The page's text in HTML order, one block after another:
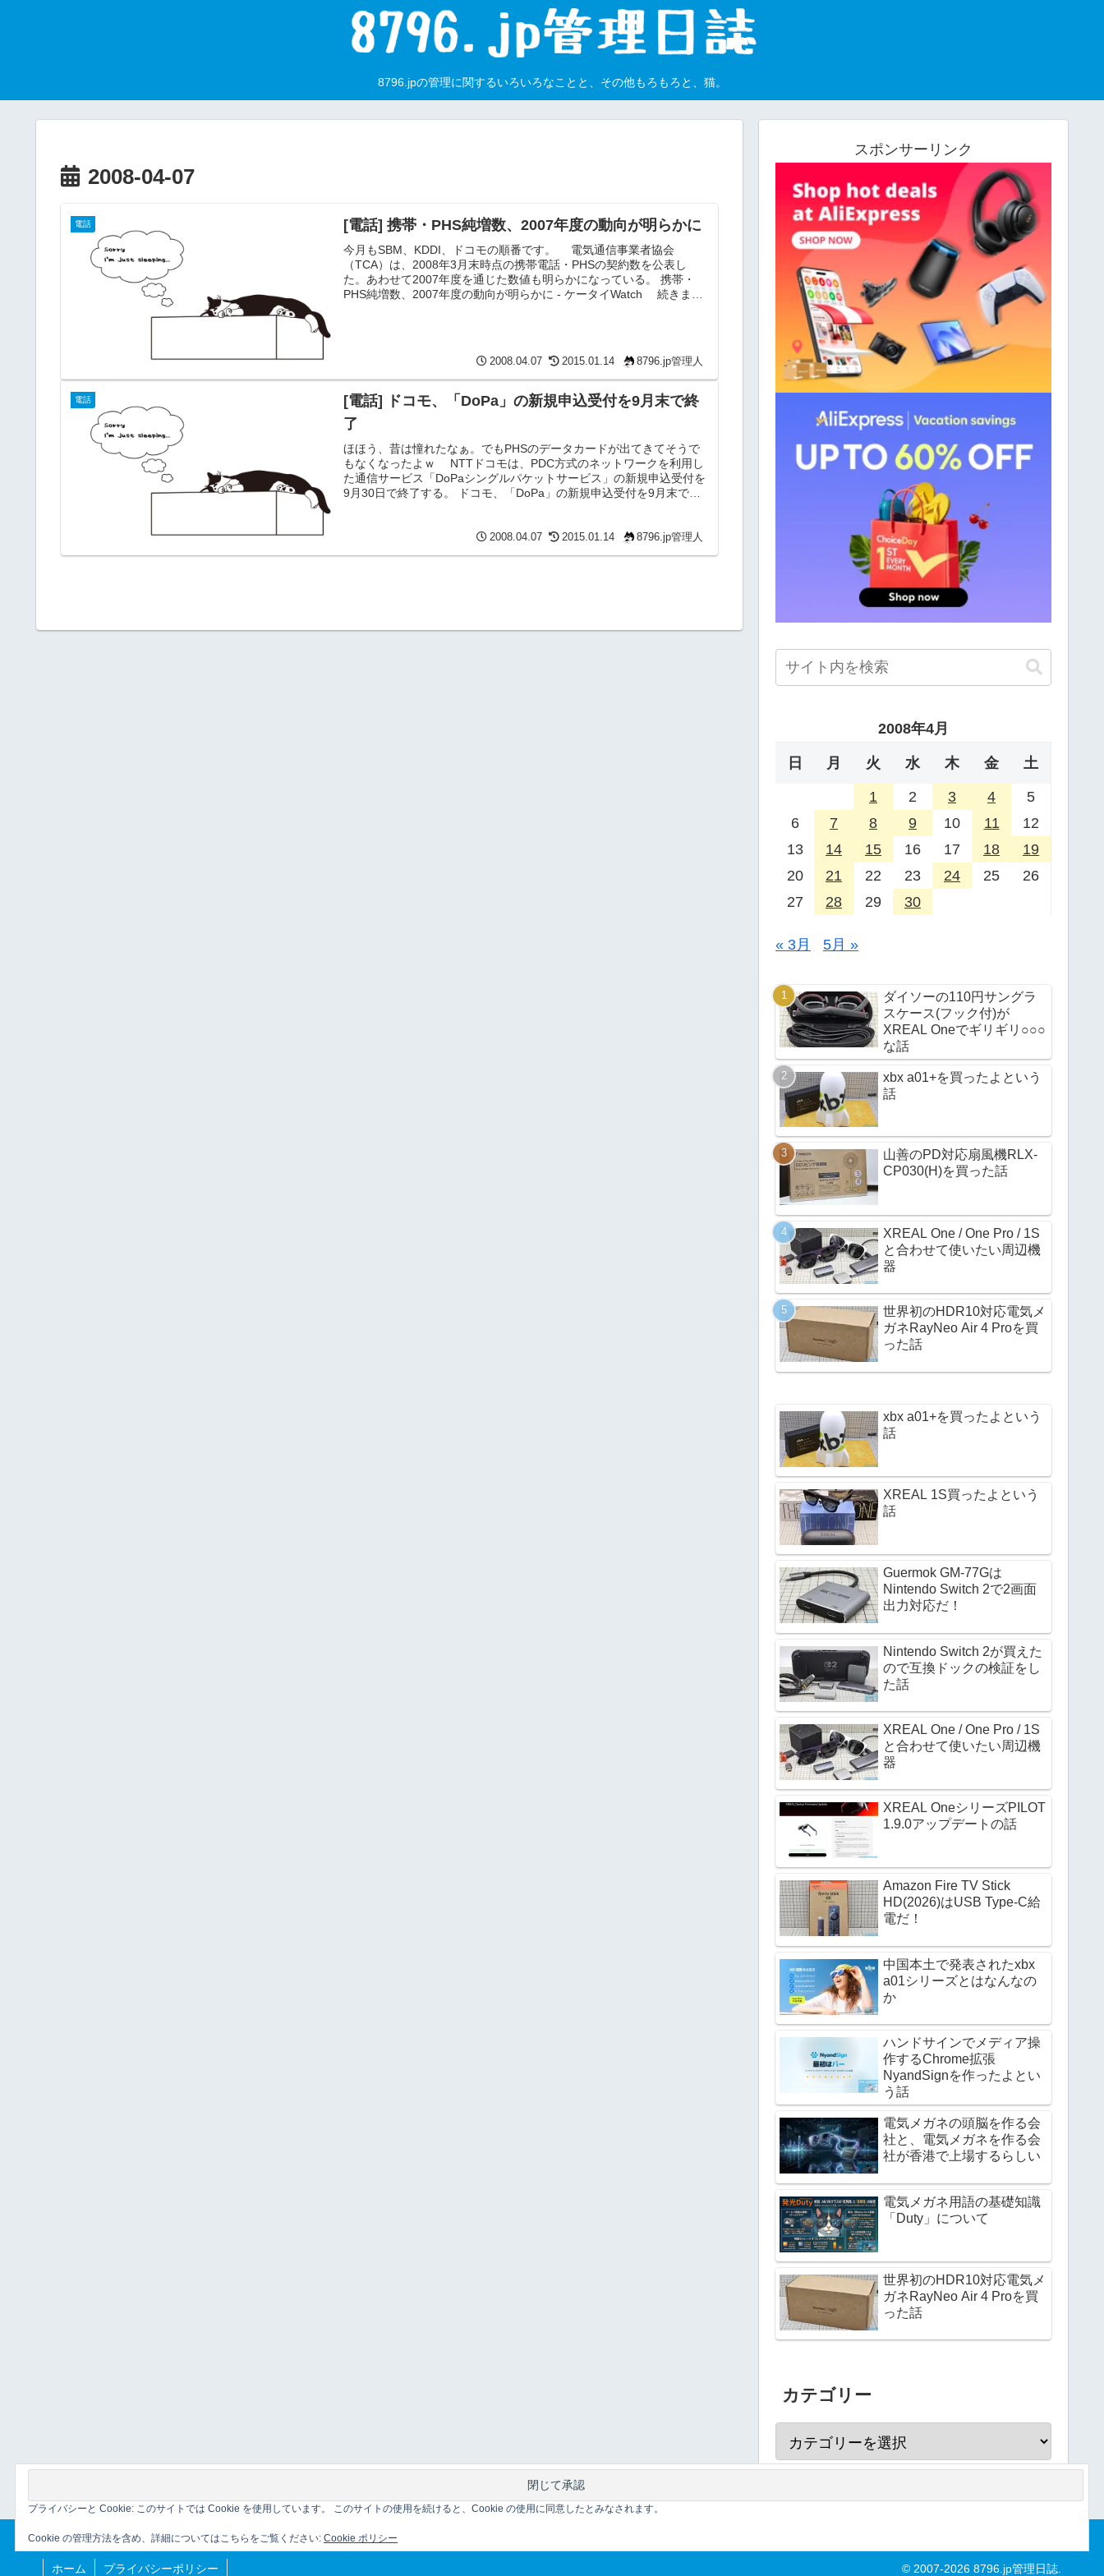
8796.jpの管理に関するいろいろなことと、その他もろもろと、猫。
2008-04-07
電話 [電話] 携帯・PHS純増数、2007年度の動向が明らかに
今月もSBM、KDDI、ドコモの順番です。 電気通信事業者協会
（TCA）は、2008年3月末時点の携帯電話・PHSの契約数を公表し
た。あわせて2007年度を通じた数値も明らかになっている。 携帯・
PHS純増数、2007年度の動向が明らかに - ケータイWatch 続きまし
よう的な感じなのかな？それともノートPCと...
2008.04.07 2015.01.14 8796.jp管理人
電話
[電話] ドコモ、「DoPa」の新規申込受付を9月末で終
了
ほほう、昔は憧れたなぁ。でもPHSのデータカードが出てきてそうで
もなくなったよｗ NTTドコモは、PDC方式のネットワークを利用し
た通信サービス「DoPaシングルパケットサービス」の新規申込受付を
9月30日で終了する。 ドコモ、「DoPa」の新規申込受付を9月末で終
ゃないぐらい少なそうだ。 定点観測するような特殊な業務用の機械
2008.04.07 2015.01.14 8796.jp管理人
スポンサーリンク
2008年4月
日 月 火 水 木 金 土
1 2 3 4
5
6
7 8 9 10 11
12
13
14 15 16 17 18
19
20
21 22 23 24 25
26
27
28 29 30
« 3月 5月 »
ダイソーの110円サングラ
スケース(フック付)が
XREAL Oneでギリギリ○○○
な話
xbx a01+を買ったよという
話
山善のPD対応扇風機RLX-
CP030(H)を買った話
XREAL One / One Pro / 1S
と合わせて使いたい周辺機
器
世界初のHDR10対応電気メ
ガネRayNeo Air 4 Proを買
った話
xbx a01+を買ったよという
話
XREAL 1S買ったよという
話
Guermok GM-77Gは
Nintendo Switch 2で2画面
出力対応だ！
Nintendo Switch 2が買えた
ので互換ドックの検証をし
た話
XREAL One / One Pro / 1S
と合わせて使いたい周辺機
器
XREAL OneシリーズPILOT
1.9.0アップデートの話
Amazon Fire TV Stick
HD(2026)はUSB Type-C給
電だ！
中国本土で発表されたxbx
a01シリーズとはなんなの
か
ハンドサインでメディア操
作するChrome拡張
NyandSignを作ったよとい
う話
電気メガネの頭脳を作る会
社と、電気メガネを作る会
社が香港で上場するらしい
電気メガネ用語の基礎知識
「Duty」について
世界初のHDR10対応電気メ
ガネRayNeo Air 4 Proを買
った話
カテゴリー
ホーム プライバシーポリシー © 2007-2026 8796.jp管理日誌.
プライバシーと Cookie: このサイトでは Cookie を使用しています。 このサイトの使用を続けると、Cookie の使用に同意したとみなされます。
Cookie の管理方法を含め、詳細についてはこちらをご覧ください: Cookie ポリシー